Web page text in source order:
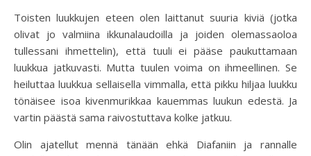
Toisten luukkujen eteen olen laittanut suuria kiviä (jotka
olivat jo valmiina ikkunalaudoilla ja joiden olemassaoloa
tullessani ihmettelin), että tuuli ei pääse paukuttamaan
luukkua jatkuvasti. Mutta tuulen voima on ihmeellinen. Se
heiluttaa luukkua sellaisella vimmalla, että pikku hiljaa luukku
tönäisee isoa kivenmurikkaa kauemmas luukun edestä. Ja
vartin päästä sama raivostuttava kolke jatkuu.
Olin ajatellut mennä tänään ehkä Diafaniin ja rannalle